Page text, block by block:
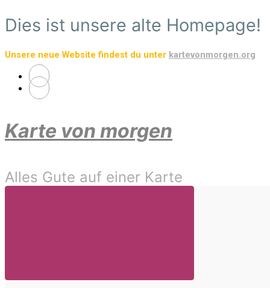
Zum
Hauptinhalt
Dies ist unsere alte Homepage!
Unsere neue Website findest du unter kartevonmorgen.org
Karte von morgen
Alles Gute auf einer Karte